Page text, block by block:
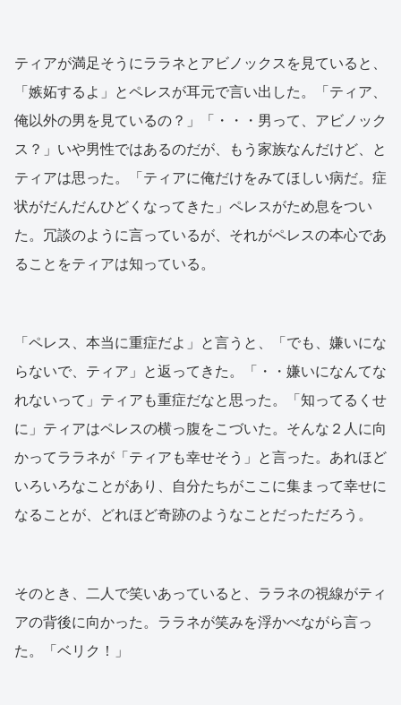
ティアが満足そうにララネとアビノックスを見ていると、
「嫉妬するよ」とペレスが耳元で言い出した。「ティア、
俺以外の男を見ているの？」「・・・男って、アビノック
ス？」いや男性ではあるのだが、もう家族なんだけど、と
ティアは思った。「ティアに俺だけをみてほしい病だ。症
状がだんだんひどくなってきた」ペレスがため息をつい
た。冗談のように言っているが、それがペレスの本心であ
ることをティアは知っている。
「ペレス、本当に重症だよ」と言うと、「でも、嫌いにな
らないで、ティア」と返ってきた。「・・嫌いになんてな
れないって」ティアも重症だなと思った。「知ってるくせ
に」ティアはペレスの横っ腹をこづいた。そんな２人に向
かってララネが「ティアも幸せそう」と言った。あれほど
いろいろなことがあり、自分たちがここに集まって幸せに
なることが、どれほど奇跡のようなことだっただろう。
そのとき、二人で笑いあっていると、ララネの視線がティ
アの背後に向かった。ララネが笑みを浮かべながら言っ
た。「ベリク！」